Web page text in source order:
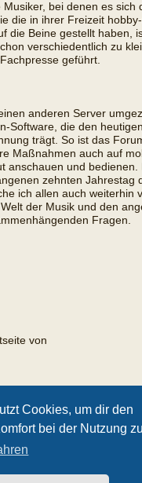
Cookies, um dir den
bei der Nutzung zu
Musiker, bei denen es sich
die in ihrer Freizeit
die Beine gestellt haben,
verschiedentlich zu
geführt.
anderen Server
Software, die den
trägt. So ist das
Maßnahmen auch auf
anschauen und bedienen.
zehnten Jahrestag
ich allen auch weiterhin
der Musik und den
Fragen.
von
byphpBB® Forum Software © phpBB